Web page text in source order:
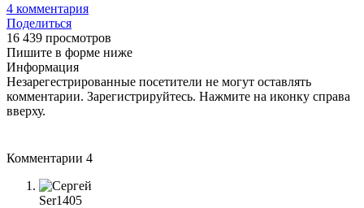
4 комментария
Поделиться
16 439 просмотров
Пишите в форме ниже
Информация
Незарегестрированные посетители не могут оставлять
комментарии. Зарегистрируйтесь. Нажмите на иконку справа
вверху.
Комментарии 4
Ser1405